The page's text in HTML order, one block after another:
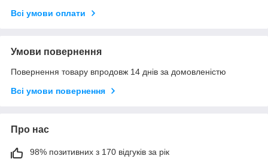
Всі умови оплати
Умови повернення
Повернення товару впродовж 14 днів за домовленістю
Всі умови повернення
Про нас
98% позитивних з 170 відгуків за рік